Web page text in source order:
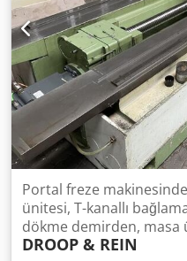
Portal freze
ünitesi, T-kanallı
dökme demirden, masa
DROOP & REIN